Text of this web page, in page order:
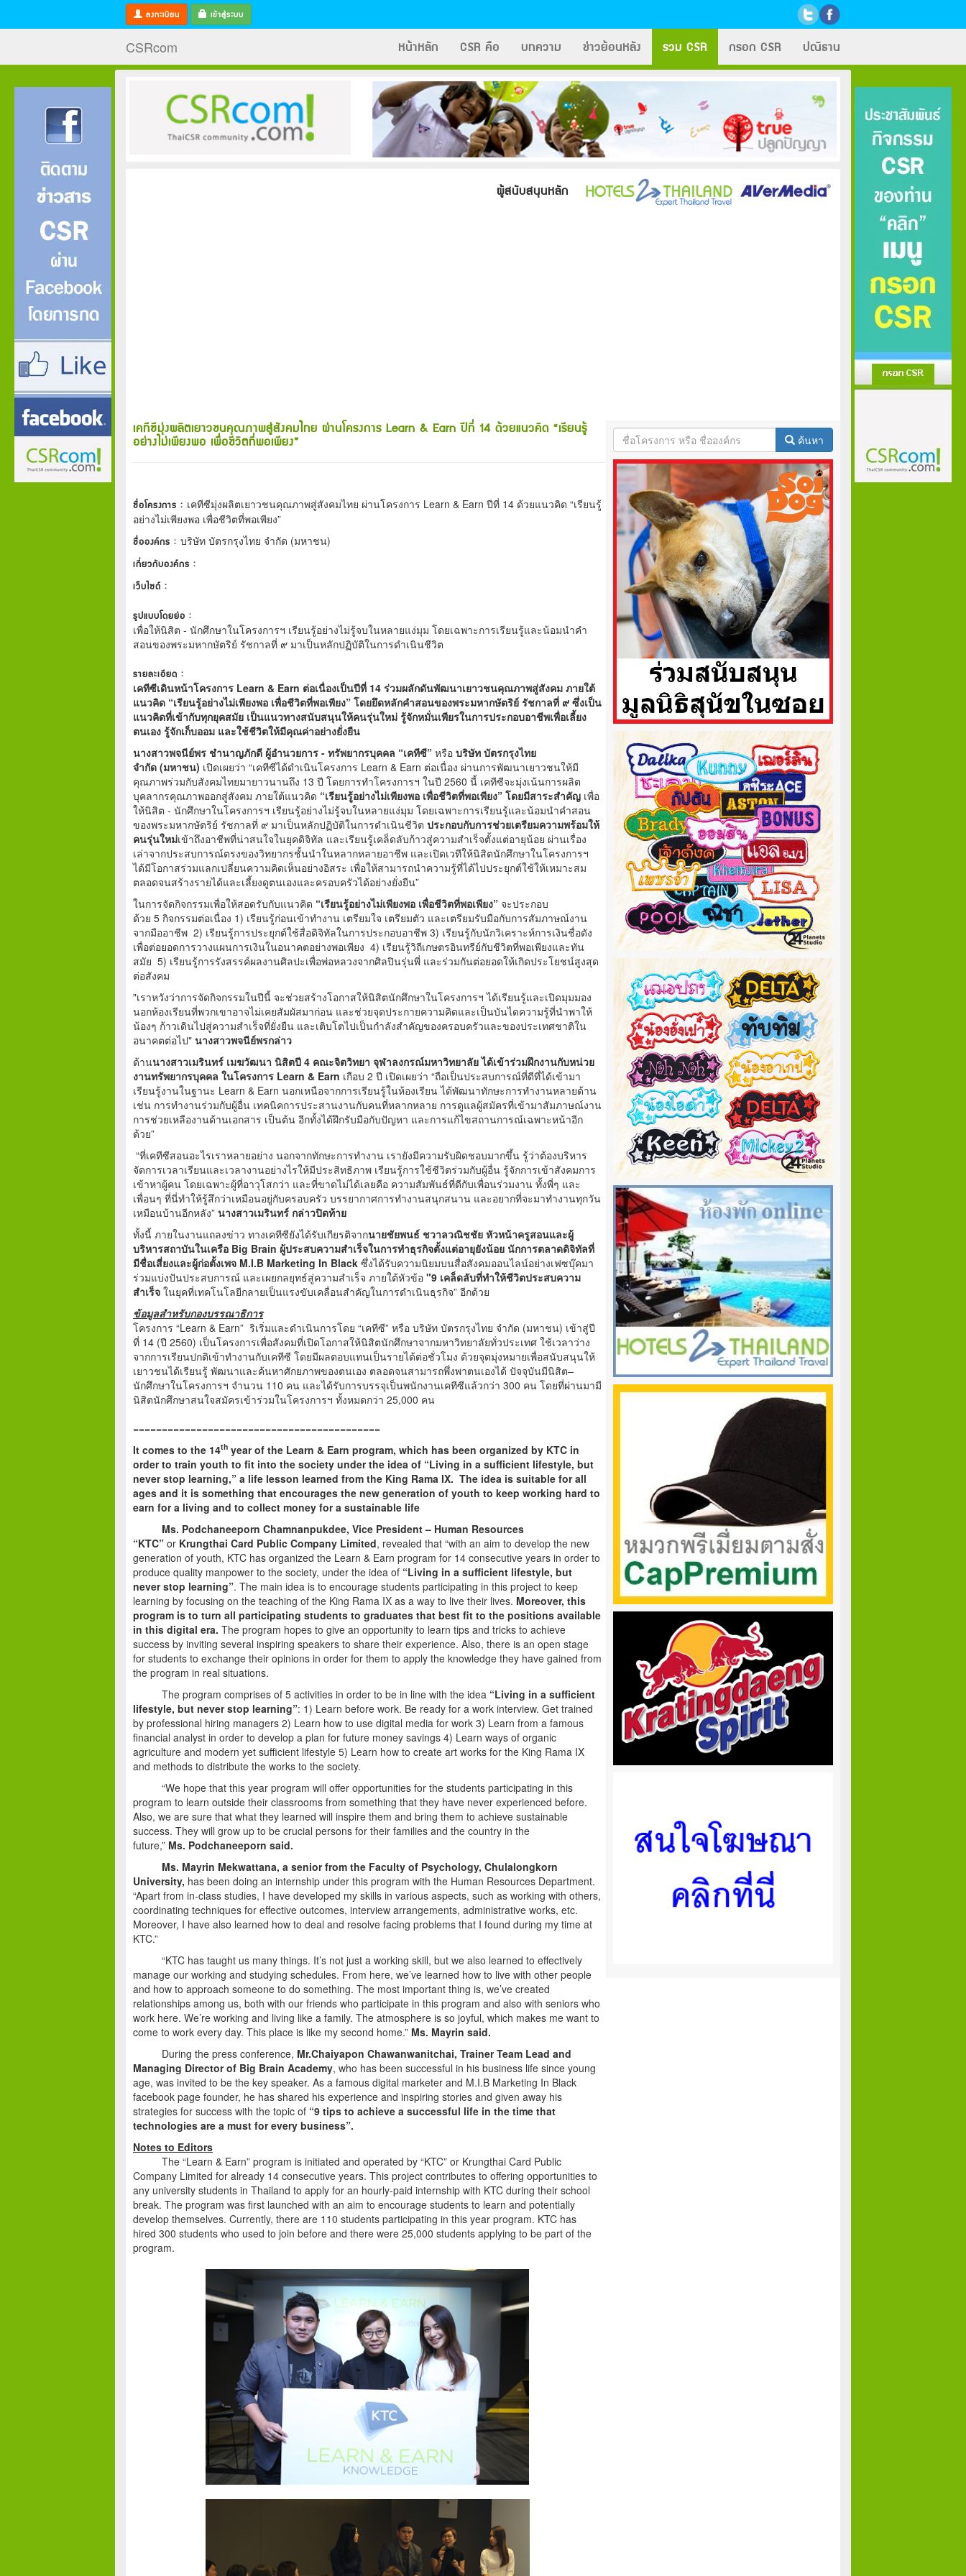
ลงทะเบียน เข้าสู่ระบบ
CSRcom หน้าหลัก CSR คือ บทความ ข่าวย้อนหลัง รวม CSR กรอก CSR ปณิธาน
ผู้สนับสนุนหลัก
เคทีซีมุ่งผลิตเยาวชนคุณภาพสู่สังคมไทย ผ่านโครงการ Learn & Earn ปีที่ 14 ด้วยแนวคิด “เรียนรู้
อย่างไม่เพียงพอ เพื่อชีวิตที่พอเพียง”
ชื่อโครงการ : เคทีซีมุ่งผลิตเยาวชนคุณภาพสู่สังคมไทย ผ่านโครงการ Learn & Earn ปีที่ 14 ด้วยแนวคิด “เรียนรู้
อย่างไม่เพียงพอ เพื่อชีวิตที่พอเพียง”
ชื่อองค์กร : บริษัท บัตรกรุงไทย จำกัด (มหาชน)
เกี่ยวกับองค์กร :
เว็บไซต์ :
รูปแบบโดยย่อ :
เพื่อให้นิสิต - นักศึกษาในโครงการฯ เรียนรู้อย่างไม่รู้จบในหลายแง่มุม โดยเฉพาะการเรียนรู้และน้อมนำคำ
สอนของพระมหากษัตริย์ รัชกาลที่ ๙ มาเป็นหลักปฏิบัติในการดำเนินชีวิต
รายละเอียด :
เคทีซีเดินหน้าโครงการ Learn & Earn ต่อเนื่องเป็นปีที่ 14 ร่วมผลักดันพัฒนาเยาวชนคุณภาพสู่สังคม ภายใต้
แนวคิด “เรียนรู้อย่างไม่เพียงพอ เพื่อชีวิตที่พอเพียง” โดยยึดหลักคำสอนของพระมหากษัตริย์ รัชกาลที่ ๙ ซึ่งเป็น
แนวคิดที่เข้ากับทุกยุคสมัย เป็นแนวทางสนับสนุนให้คนรุ่นใหม่ รู้จักหมั่นเพียรในการประกอบอาชีพเพื่อเลี้ยง
ตนเอง รู้จักเก็บออม และใช้ชีวิตให้มีคุณค่าอย่างยั่งยืน
นางสาวพจนีย์พร ชำนาญภักดี ผู้อำนวยการ - ทรัพยากรบุคคล “เคทีซี” หรือ บริษัท บัตรกรุงไทย
จำกัด (มหาชน) เปิดเผยว่า “เคทีซีได้ดำเนินโครงการ Learn & Earn ต่อเนื่อง ผ่านการพัฒนาเยาวชนให้มี
คุณภาพร่วมกับสังคมไทยมายาวนานถึง 13 ปี โดยการทำโครงการฯ ในปี 2560 นี้ เคทีซีจะมุ่งเน้นการผลิต
บุคลากรคุณภาพออกสู่สังคม ภายใต้แนวคิด “เรียนรู้อย่างไม่เพียงพอ เพื่อชีวิตที่พอเพียง” โดยมีสาระสำคัญ เพื่อ
ให้นิสิต - นักศึกษาในโครงการฯ เรียนรู้อย่างไม่รู้จบในหลายแง่มุม โดยเฉพาะการเรียนรู้และน้อมนำคำสอน
ของพระมหากษัตริย์ รัชกาลที่ ๙ มาเป็นหลักปฏิบัติในการดำเนินชีวิต ประกอบกับการช่วยเตรียมความพร้อมให้
คนรุ่นใหม่เข้าถึงอาชีพที่น่าสนใจในยุคดิจิทัล และเรียนรู้เคล็ดลับก้าวสู่ความสำเร็จตั้งแต่อายุน้อย ผ่านเรื่อง
เล่าจากประสบการณ์ตรงของวิทยากรชั้นนำในหลากหลายอาชีพ และเปิดเวทีให้นิสิตนักศึกษาในโครงการฯ
ได้มีโอกาสร่วมแลกเปลี่ยนความคิดเห็นอย่างอิสระ เพื่อให้สามารถนำความรู้ที่ได้ไปประยุกต์ใช้ให้เหมาะสม
ตลอดจนสร้างรายได้และเลี้ยงดูตนเองและครอบครัวได้อย่างยั่งยืน”
ในการจัดกิจกรรมเพื่อให้สอดรับกับแนวคิด “เรียนรู้อย่างไม่เพียงพอ เพื่อชีวิตที่พอเพียง” จะประกอบ
ด้วย 5 กิจกรรมต่อเนื่อง 1) เรียนรู้ก่อนเข้าทำงาน เตรียมใจ เตรียมตัว และเตรียมรับมือกับการสัมภาษณ์งาน
จากมืออาชีพ 2) เรียนรู้การประยุกต์ใช้สื่อดิจิทัลในการประกอบอาชีพ 3) เรียนรู้กับนักวิเคราะห์การเงินชื่อดัง
เพื่อต่อยอดการวางแผนการเงินในอนาคตอย่างพอเพียง 4) เรียนรู้วิถีเกษตรอินทรีย์กับชีวิตที่พอเพียงและทัน
สมัย 5) เรียนรู้การรังสรรค์ผลงานศิลปะเพื่อพ่อหลวงจากศิลปินรุ่นพี่ และร่วมกันต่อยอดให้เกิดประโยชน์สูงสุด
ต่อสังคม
"เราหวังว่าการจัดกิจกรรมในปีนี้ จะช่วยสร้างโอกาสให้นิสิตนักศึกษาในโครงการฯ ได้เรียนรู้และเปิดมุมมอง
นอกห้องเรียนที่พวกเขาอาจไม่เคยสัมผัสมาก่อน และช่วยจุดประกายความคิดและเป็นบันไดความรู้ที่นำพาให้
น้องๆ ก้าวเดินไปสู่ความสำเร็จที่ยั่งยืน และเติบโตไปเป็นกำลังสำคัญของครอบครัวและของประเทศชาติใน
อนาคตต่อไป" นางสาวพจนีย์พรกล่าว
ด้านนางสาวเมรินทร์ เมฆวัฒนา นิสิตปี 4 คณะจิตวิทยา จุฬาลงกรณ์มหาวิทยาลัย ได้เข้าร่วมฝึกงานกับหน่วย
งานทรัพยากรบุคคล ในโครงการ Learn & Earn เกือบ 2 ปี เปิดเผยว่า “ถือเป็นประสบการณ์ที่ดีที่ได้เข้ามา
เรียนรู้งานในฐานะ Learn & Earn นอกเหนือจากการเรียนรู้ในห้องเรียน ได้พัฒนาทักษะการทำงานหลายด้าน
เช่น การทำงานร่วมกับผู้อื่น เทคนิคการประสานงานกับคนที่หลากหลาย การดูแลผู้สมัครที่เข้ามาสัมภาษณ์งาน
การช่วยเหลืองานด้านเอกสาร เป็นต้น อีกทั้งได้ฝึกรับมือกับปัญหา และการแก้ไขสถานการณ์เฉพาะหน้าอีก
ด้วย”
“ที่เคทีซีสอนอะไรเราหลายอย่าง นอกจากทักษะการทำงาน เรายังมีความรับผิดชอบมากขึ้น รู้ว่าต้องบริหาร
จัดการเวลาเรียนและเวลางานอย่างไรให้มีประสิทธิภาพ เรียนรู้การใช้ชีวิตร่วมกับผู้อื่น รู้จักการเข้าสังคมการ
เข้าหาผู้คน โดยเฉพาะผู้ที่อาวุโสกว่า และที่ขาดไม่ได้เลยคือ ความสัมพันธ์ที่ดีกับเพื่อนร่วมงาน ทั้งพี่ๆ และ
เพื่อนๆ ที่นี่ทำให้รู้สึกว่าเหมือนอยู่กับครอบครัว บรรยากาศการทำงานสนุกสนาน และอยากที่จะมาทำงานทุกวัน
เหมือนบ้านอีกหลัง” นางสาวเมรินทร์ กล่าวปิดท้าย
ทั้งนี้ ภายในงานแถลงข่าว ทางเคทีซียังได้รับเกียรติจากนายชัยพนธ์ ชวาลวณิชชัย หัวหน้าครูสอนและผู้
บริหารสถาบันในเครือ Big Brain ผู้ประสบความสำเร็จในการทำธุรกิจตั้งแต่อายุยังน้อย นักการตลาดดิจิทัลที่
มีชื่อเสี่ยงและผู้ก่อตั้งเพจ M.I.B Marketing In Black ซึ่งได้รับความนิยมบนสื่อสังคมออนไลน์อย่างเฟซบุ๊คมา
ร่วมแบ่งปันประสบการณ์ และเผยกลยุทธ์สู่ความสำเร็จ ภายใต้หัวข้อ "9 เคล็ดลับที่ทำให้ชีวิตประสบความ
สำเร็จ ในยุคที่เทคโนโลยีกลายเป็นแรงขับเคลื่อนสำคัญในการดำเนินธุรกิจ” อีกด้วย
ข้อมูลสำหรับกองบรรณาธิการ
โครงการ “Learn & Earn” ริเริ่มและดำเนินการโดย “เคทีซี” หรือ บริษัท บัตรกรุงไทย จำกัด (มหาชน) เข้าสู่ปี
ที่ 14 (ปี 2560) เป็นโครงการเพื่อสังคมที่เปิดโอกาสให้นิสิตนักศึกษาจากมหาวิทยาลัยทั่วประเทศ ใช้เวลาว่าง
จากการเรียนปกติเข้าทำงานกับเคทีซี โดยมีผลตอบแทนเป็นรายได้ต่อชั่วโมง ด้วยจุดมุ่งหมายเพื่อสนับสนุนให้
เยาวชนได้เรียนรู้ พัฒนาและค้นหาศักยภาพของตนเอง ตลอดจนสามารถพึ่งพาตนเองได้ ปัจจุบันมีนิสิต–
นักศึกษาในโครงการฯ จำนวน 110 คน และได้รับการบรรจุเป็นพนักงานเคทีซีแล้วกว่า 300 คน โดยที่ผ่านมามี
นิสิตนักศึกษาสนใจสมัครเข้าร่วมในโครงการฯ ทั้งหมดกว่า 25,000 คน
===========================================
It comes to the 14th year of the Learn & Earn program, which has been organized by KTC in
order to train youth to fit into the society under the idea of “Living in a sufficient lifestyle, but
never stop learning,” a life lesson learned from the King Rama IX. The idea is suitable for all
ages and it is something that encourages the new generation of youth to keep working hard to
earn for a living and to collect money for a sustainable life
Ms. Podchaneeporn Chamnanpukdee, Vice President – Human Resources
“KTC” or Krungthai Card Public Company Limited, revealed that “with an aim to develop the new
generation of youth, KTC has organized the Learn & Earn program for 14 consecutive years in order to
produce quality manpower to the society, under the idea of “Living in a sufficient lifestyle, but
never stop learning”. The main idea is to encourage students participating in this project to keep
learning by focusing on the teaching of the King Rama IX as a way to live their lives. Moreover, this
program is to turn all participating students to graduates that best fit to the positions available
in this digital era. The program hopes to give an opportunity to learn tips and tricks to achieve
success by inviting several inspiring speakers to share their experience. Also, there is an open stage
for students to exchange their opinions in order for them to apply the knowledge they have gained from
the program in real situations.
The program comprises of 5 activities in order to be in line with the idea “Living in a sufficient
lifestyle, but never stop learning”: 1) Learn before work. Be ready for a work interview. Get trained
by professional hiring managers 2) Learn how to use digital media for work 3) Learn from a famous
financial analyst in order to develop a plan for future money savings 4) Learn ways of organic
agriculture and modern yet sufficient lifestyle 5) Learn how to create art works for the King Rama IX
and methods to distribute the works to the society.
“We hope that this year program will offer opportunities for the students participating in this
program to learn outside their classrooms from something that they have never experienced before.
Also, we are sure that what they learned will inspire them and bring them to achieve sustainable
success. They will grow up to be crucial persons for their families and the country in the
future,” Ms. Podchaneeporn said.
Ms. Mayrin Mekwattana, a senior from the Faculty of Psychology, Chulalongkorn
University, has been doing an internship under this program with the Human Resources Department.
“Apart from in-class studies, I have developed my skills in various aspects, such as working with others,
coordinating techniques for effective outcomes, interview arrangements, administrative works, etc.
Moreover, I have also learned how to deal and resolve facing problems that I found during my time at
KTC.”
“KTC has taught us many things. It’s not just a working skill, but we also learned to effectively
manage our working and studying schedules. From here, we’ve learned how to live with other people
and how to approach someone to do something. The most important thing is, we’ve created
relationships among us, both with our friends who participate in this program and also with seniors who
work here. We’re working and living like a family. The atmosphere is so joyful, which makes me want to
come to work every day. This place is like my second home.” Ms. Mayrin said.
During the press conference, Mr.Chaiyapon Chawanwanitchai, Trainer Team Lead and
Managing Director of Big Brain Academy, who has been successful in his business life since young
age, was invited to be the key speaker. As a famous digital marketer and M.I.B Marketing In Black
facebook page founder, he has shared his experience and inspiring stories and given away his
strategies for success with the topic of “9 tips to achieve a successful life in the time that
technologies are a must for every business”.
Notes to Editors
The “Learn & Earn” program is initiated and operated by “KTC” or Krungthai Card Public
Company Limited for already 14 consecutive years. This project contributes to offering opportunities to
any university students in Thailand to apply for an hourly-paid internship with KTC during their school
break. The program was first launched with an aim to encourage students to learn and potentially
develop themselves. Currently, there are 110 students participating in this year program. KTC has
hired 300 students who used to join before and there were 25,000 students applying to be part of the
program.
ค้นหา